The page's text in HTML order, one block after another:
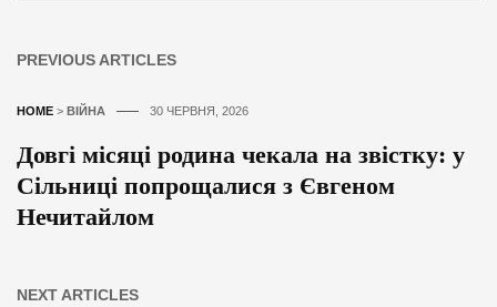
PREVIOUS ARTICLES
HOME > ВІЙНА 30 ЧЕРВНЯ, 2026
Довгі місяці родина чекала на звістку: у
Сільниці попрощалися з Євгеном
Нечитайлом
NEXT ARTICLES